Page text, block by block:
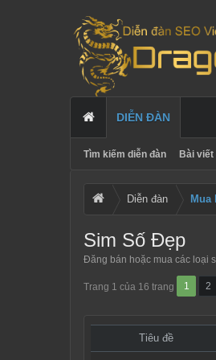
DIỄN ĐÀN
Tìm kiếm diễn đàn Bài viết
Diễn đàn Mua
Sim Số Đẹp
Đăng bán hoặc mua các loại
Trang 1 của 16 trang 1 2
Tiêu đề